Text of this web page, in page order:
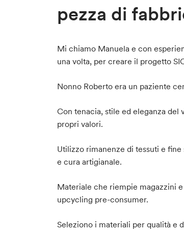
pezza di
Mi chiamo Manuela e con
una volta, per creare il progetto
Nonno Roberto era un paziente
Con tenacia, stile ed eleganza
propri valori.
Utilizzo rimanenze di tessuti e
e cura artigianale.
Materiale che riempie magazzini
upcycling pre-consumer.
Seleziono i materiali per qualità e